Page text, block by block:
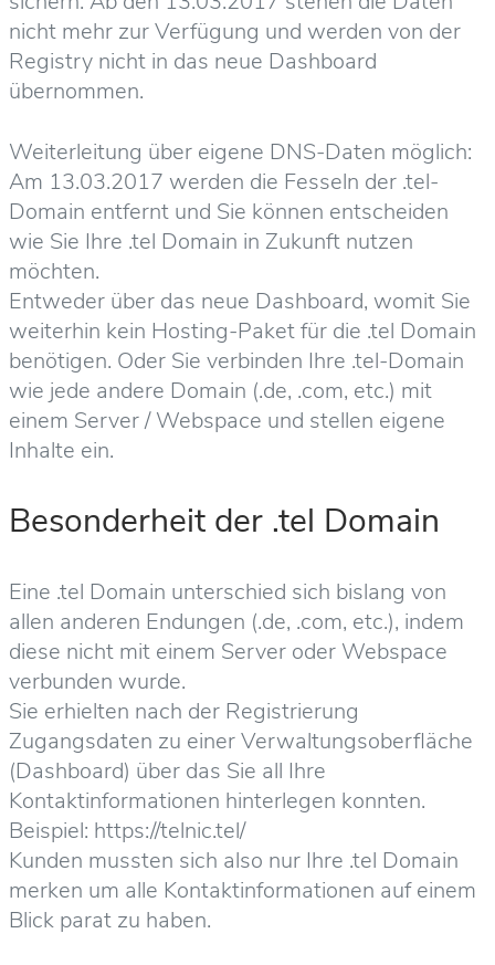
nicht mehr zur Verfügung und werden von der
Registry nicht in das neue Dashboard
übernommen.
Weiterleitung über eigene DNS-Daten möglich:
Am 13.03.2017 werden die Fesseln der .tel-
Domain entfernt und Sie können entscheiden
wie Sie Ihre .tel Domain in Zukunft nutzen
möchten.
Entweder über das neue Dashboard, womit Sie
weiterhin kein Hosting-Paket für die .tel Domain
benötigen. Oder Sie verbinden Ihre .tel-Domain
wie jede andere Domain (.de, .com, etc.) mit
einem Server / Webspace und stellen eigene
Inhalte ein.
Besonderheit der .tel Domain
Eine .tel Domain unterschied sich bislang von
allen anderen Endungen (.de, .com, etc.), indem
diese nicht mit einem Server oder Webspace
verbunden wurde.
Sie erhielten nach der Registrierung
Zugangsdaten zu einer Verwaltungsoberfläche
(Dashboard) über das Sie all Ihre
Kontaktinformationen hinterlegen konnten.
Beispiel: https://telnic.tel/
Kunden mussten sich also nur Ihre .tel Domain
merken um alle Kontaktinformationen auf einem
Blick parat zu haben.